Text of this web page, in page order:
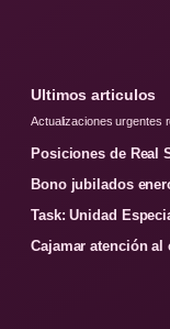
Ultimos articulos
Actualizaciones urgentes
Posiciones de Real
Bono jubilados
Task: Unidad
Cajamar atención al